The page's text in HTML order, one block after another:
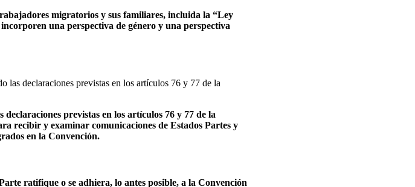
migratorios y sus familiares, incluida la “Ley
una perspectiva de género y una perspectiva
las declaraciones previstas en los artículos 76 y 77 de la
previstas en los artículos 76 y 77 de la
recibir y examinar comunicaciones de Estados Partes y
en la Convención.
ratifique o se adhiera, lo antes posible, a la Convención